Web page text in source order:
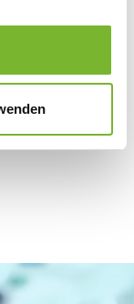
an den jeweiligen